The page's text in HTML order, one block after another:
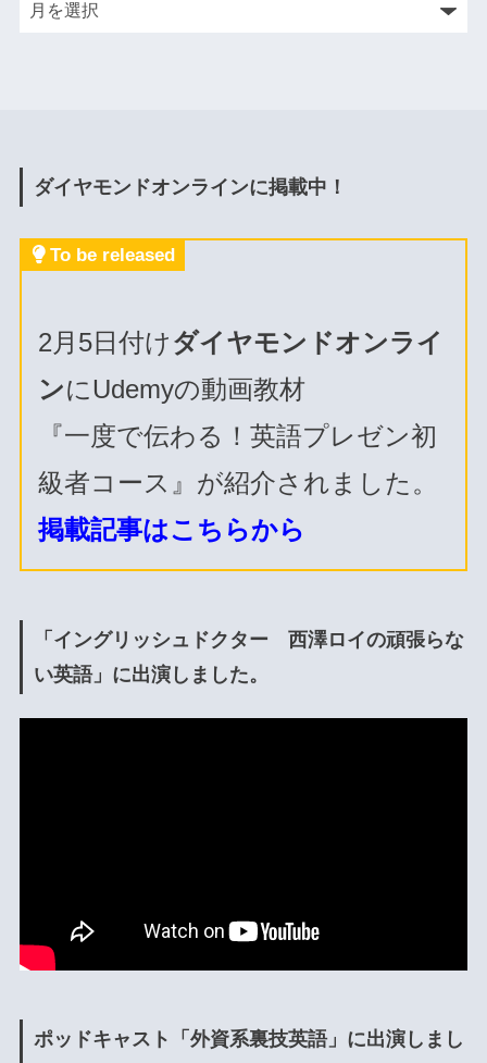
ダイヤモンドオンラインに掲載中！
To be released
2月5日付けダイヤモンドオンライ
ンにUdemyの動画教材
『一度で伝わる！英語プレゼン初
級者コース』が紹介されました。
掲載記事はこちらから
「イングリッシュドクター 西澤ロイの頑張らな
い英語」に出演しました。
ポッドキャスト「外資系裏技英語」に出演しまし